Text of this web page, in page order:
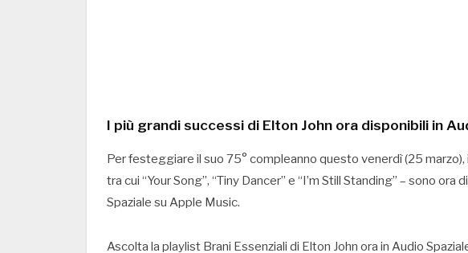
I più grandi successi di Elton John ora disponibili in
Per festeggiare il suo 75° compleanno questo venerdì (25 marzo),
tra cui “Your Song”, “Tiny Dancer” e “I’m Still Standing” – sono
Spaziale su Apple Music.
Ascolta la playlist Brani Essenziali di Elton John ora in Audio